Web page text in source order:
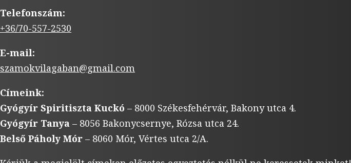
Telefonszám:
+36/70-557-2530
E-mail:
szamokvilagaban@gmail.com
Címeink:
Gyógyír Spiritiszta Kuckó – 8000 Székesfehérvár, Bakony utca 4.
Gyógyír Tanya – 8056 Bakonycsernye, Rózsa utca 24.
Belső Páholy Mór – 8060 Mór, Vértes utca 2/A.